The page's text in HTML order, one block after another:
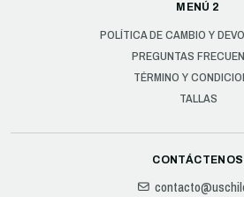
MENÚ 2
POLÍTICA DE CAMBIO Y
PREGUNTAS
TÉRMINO Y
TALLAS
CONTÁCTENOS